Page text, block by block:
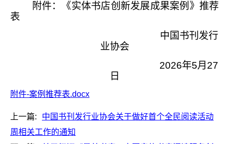
附件：《实体书店创新发展成果案例》推荐
表
中国书刊发行
业协会
2026年5月27
日
附件-案例推荐表.docx
上一篇:
中国书刊发行业协会关于做好首个全民阅读活动
周相关工作的通知